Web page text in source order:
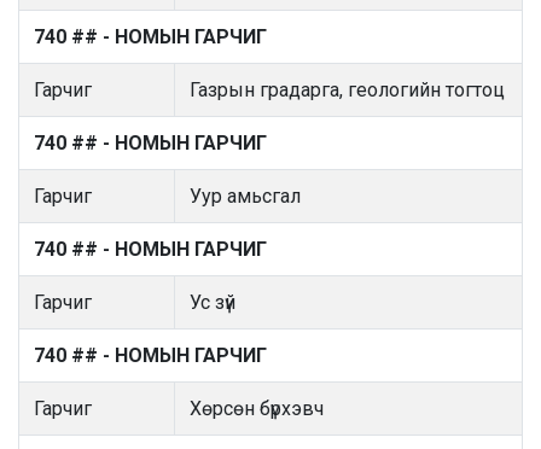
740 ## - НОМЫН ГАРЧИГ
Гарчиг Газрын градарга, геологийн тогтоц
740 ## - НОМЫН ГАРЧИГ
Гарчиг Уур амьсгал
740 ## - НОМЫН ГАРЧИГ
Гарчиг Ус зүй
740 ## - НОМЫН ГАРЧИГ
Гарчиг Хөрсөн бүрхэвч